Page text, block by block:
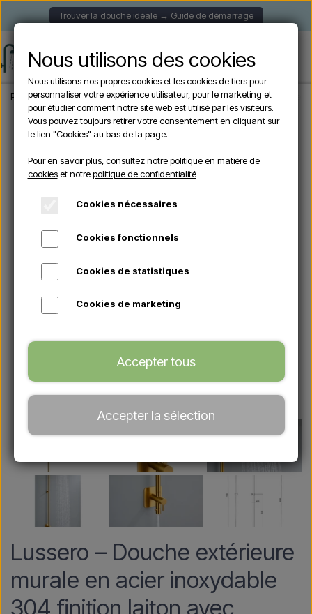
Trouver la douche idéale → Guide de démarrage
Page d'accueil Douche de Jardin Douches murales Lussero – Douche
Lussero – Douche extérieure
murale en acier inoxydable
304 finition laiton avec
Nous utilisons des cookies
Nous utilisons nos propres cookies et les cookies de tiers pour
personnaliser votre expérience utilisateur, pour le marketing et
pour étudier comment notre site web est utilisé par les visiteurs.
Vous pouvez toujours retirer votre consentement en cliquant sur
le lien "Cookies" au bas de la page.
Pour en savoir plus, consultez notrepolitique en matière de
cookieset notrepolitique de confidentialité
Cookies nécessaires
Cookies fonctionnels
Cookies de statistiques
Cookies de marketing
Accepter tous
Accepter la sélection